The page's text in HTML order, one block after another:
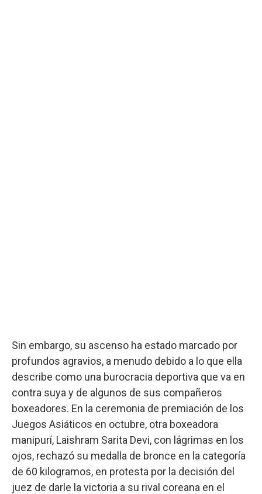
Sin embargo, su ascenso ha estado marcado por
profundos agravios, a menudo debido a lo que ella
describe como una burocracia deportiva que va en
contra suya y de algunos de sus compañeros
boxeadores. En la ceremonia de premiación de los
Juegos Asiáticos en octubre, otra boxeadora
manipurí, Laishram Sarita Devi, con lágrimas en los
ojos, rechazó su medalla de bronce en la categoría
de 60 kilogramos, en protesta por la decisión del
juez de darle la victoria a su rival coreana en el